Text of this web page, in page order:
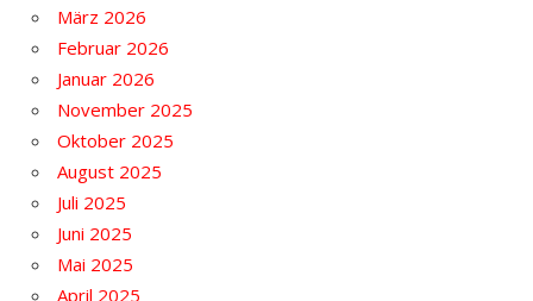
März 2026
Februar 2026
Januar 2026
November 2025
Oktober 2025
August 2025
Juli 2025
Juni 2025
Mai 2025
April 2025